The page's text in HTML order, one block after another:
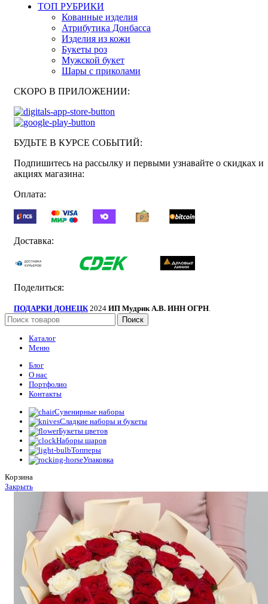
ТОП РУБРИКИ
Кованные изделия
Атрибутика Донбасса
Изделия из кожи
Букеты роз
Мужской букет
Шары с приколами
СКОРО В ПРИЛОЖЕНИИ:
БУДЬТЕ В КУРСЕ СОБЫТИЙ:
Подпишитесь на рассылку и первыми узнавайте о скидках и
акциях магазина:
Оплата:
Доставка:
Поделиться:
ПОДАРКИ ДОНЕЦК 2024 ИП Мудрик А.В. ИНН ОГРН
Поиск
Каталог
Меню
Блог
О нас
Портфолио
Контакты
Сувенирные наборы
Сладкие наборы и букеты
Букеты цветов
Наборы шаров
Топперы
Упаковка
Корзина
Закрыть